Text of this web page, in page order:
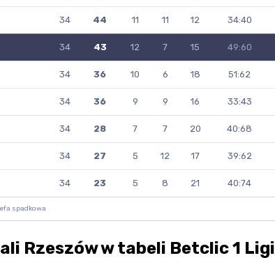
34 44 11 11 12 34:40
34 43 12 7 15 49:60
34 36 10 6 18 51:62
34 36 9 9 16 33:43
34 28 7 7 20 40:68
34 27 5 12 17 39:62
34 23 5 8 21 40:74
spadkowa
Rzeszów w tabeli Betclic 1 Ligi